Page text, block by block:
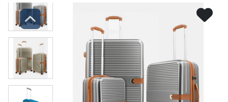
Previous